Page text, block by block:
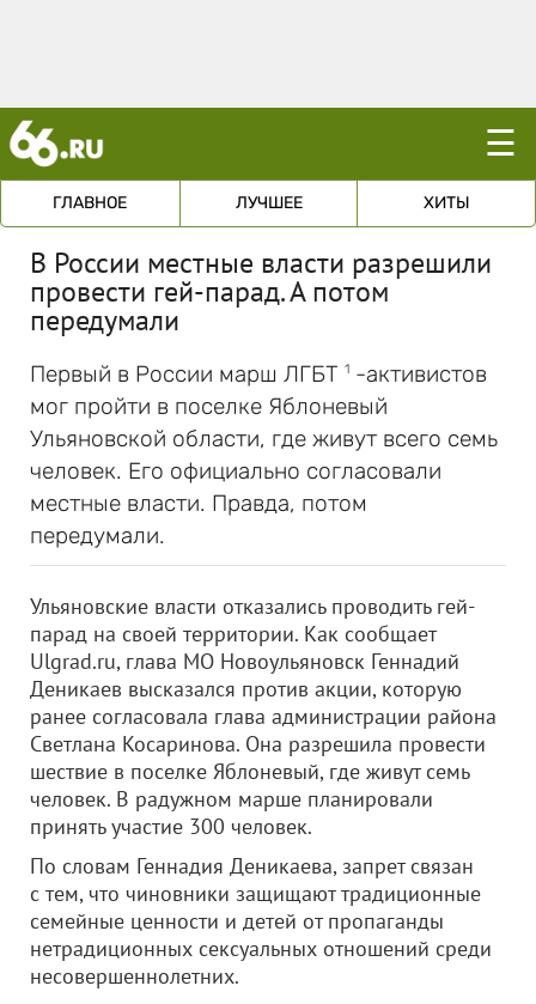
☰
ГЛАВНОЕ ЛУЧШЕЕ ХИТЫ
В России местные власти разрешили
провести гей-парад. А потом
передумали
Первый в России марш ЛГБТ 1 -активистов
мог пройти в поселке Яблоневый
Ульяновской области, где живут всего семь
человек. Его официально согласовали
местные власти. Правда, потом
передумали.
Ульяновские власти отказались проводить гей-
парад на своей территории. Как сообщает
Ulgrad.ru, глава МО Новоульяновск Геннадий
Деникаев высказался против акции, которую
ранее согласовала глава администрации района
Светлана Косаринова. Она разрешила провести
шествие в поселке Яблоневый, где живут семь
человек. В радужном марше планировали
принять участие 300 человек.
По словам Геннадия Деникаева, запрет связан
с тем, что чиновники защищают традиционные
семейные ценности и детей от пропаганды
нетрадиционных сексуальных отношений среди
несовершеннолетних.